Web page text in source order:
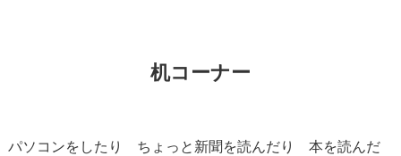
机コーナー
パソコンをしたり ちょっと新聞を読んだり 本を読んだ